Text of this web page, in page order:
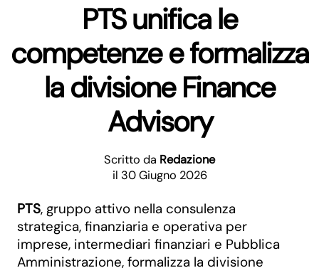
PTS unifica le
competenze e formalizza
la divisione Finance
Advisory
Scritto da Redazione
il 30 Giugno 2026
PTS, gruppo attivo nella consulenza
strategica, finanziaria e operativa per
imprese, intermediari finanziari e Pubblica
Amministrazione, formalizza la divisione